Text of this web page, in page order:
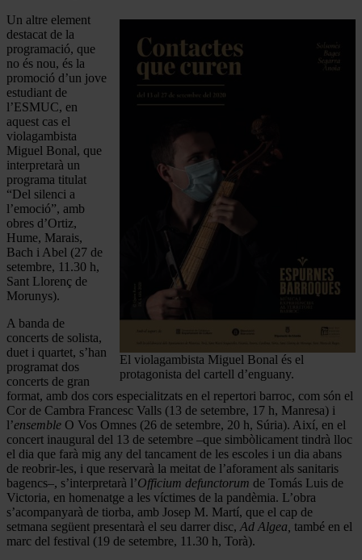
El violagambista Miguel Bonal és el
protagonista del cartell d’enguany.
Un altre element
destacat de la
programació, que
no és nou, és la
promoció d’un jove
estudiant de
l’ESMUC, en
aquest cas el
violagambista
Miguel Bonal, que
interpretarà un
programa titulat
“Del silenci a
l’emoció”, amb
obres d’Ortiz,
Hume, Marais,
Bach i Abel (27 de
setembre, 11.30 h,
Sant Llorenç de
Morunys).
A banda de
concerts de solista,
duet i quartet, s’han
programat dos
concerts de gran
format, amb dos cors especialitzats en el repertori barroc, com són el
Cor de Cambra Francesc Valls (13 de setembre, 17 h, Manresa) i
l’ensemble O Vos Omnes (26 de setembre, 20 h, Súria). Així, en el
concert inaugural del 13 de setembre –que simbòlicament tindrà lloc
el dia que farà mig any del tancament de les escoles i un dia abans
de reobrir-les, i que reservarà la meitat de l’aforament als sanitaris
bagencs–, s’interpretarà l’Officium defunctorum de Tomás Luis de
Victoria, en homenatge a les víctimes de la pandèmia. L’obra
s’acompanyarà de tiorba, amb Josep M. Martí, que el cap de
setmana següent presentarà el seu darrer disc, Ad Algea, també en el
marc del festival (19 de setembre, 11.30 h, Torà).